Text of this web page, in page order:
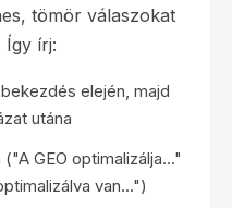
tömör válaszokat
Így írj:
elején, majd
utána
("A GEO optimalizálja..."
van...")